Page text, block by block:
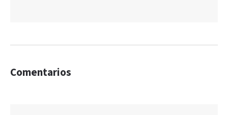
Comentarios